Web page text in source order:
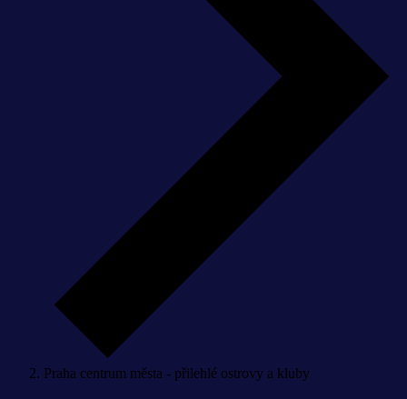
Praha centrum města - přilehlé ostrovy a kluby